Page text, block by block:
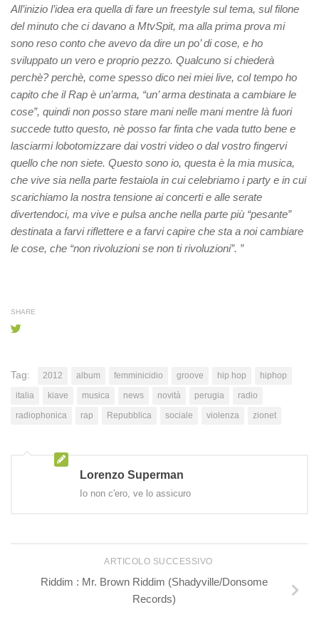
All’inizio l’idea era quella di fare un freestyle sul tema, sul filone
del minuto che ci davano a MtvSpit, ma alla prima prova mi
sono reso conto che avevo da dire un po’ di cose, e ho
sviluppato un vero e proprio pezzo. Qualcuno si chiederà
perchè? perchè, come spesso dico nei miei live, col tempo ho
capito che il Rap è un’arma, “un’ arma destinata a cambiare le
cose”, quindi non posso stare mani nelle mani mentre là fuori
succede tutto questo, nè posso far finta che vada tutto bene e
lasciarmi lobotomizzare dai vostri video o dal vostro fingervi
quello che non siete. Questo sono io, questa è la mia musica,
che vive sia nella parte festaiola in cui celebriamo i party e in cui
scarichiamo la nostra tensione ai concerti e alle serate
divertendoci, ma vive e pulsa anche nella parte più “pesante”
destinata a farvi riflettere e a farvi capire che sta a noi cambiare
le cose, che “non rivoluzioni se non ti rivoluzioni”. ”
SHARE
Tag: 2012 album femminicidio groove hip hop
hiphop
italia
kiave musica news novità perugia
radio
radiophonica
rap Repubblica sociale violenza zionet
Lorenzo Superman
Io non c'ero, ve lo assicuro
ARTICOLO SUCCESSIVO
Riddim : Mr. Brown Riddim (Shadyville/Donsome
Records)